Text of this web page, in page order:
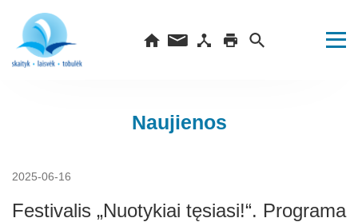
Naujienos
2025-06-16
Festivalis „Nuotykiai tęsiasi!“. Programa